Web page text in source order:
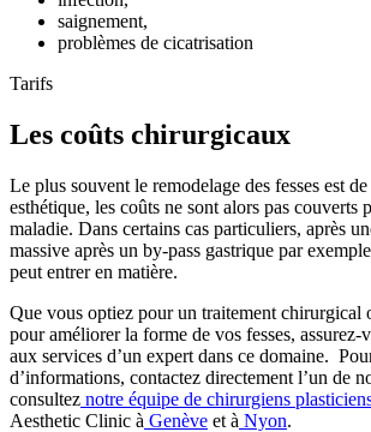
saignement,
problèmes de cicatrisation
Tarifs
Les coûts chirurgicaux
Le plus souvent le remodelage des fesses est
esthétique, les coûts ne sont alors pas couverts
maladie. Dans certains cas particuliers, après
massive après un by-pass gastrique par
peut entrer en matière.
Que vous optiez pour un traitement chirurgical
pour améliorer la forme de vos fesses, assurez-
aux services d’un expert dans ce domaine.
d’informations, contactez directement l’un de
consultez notre équipe de chirurgiens
Aesthetic Clinic à Genève et à Nyon.